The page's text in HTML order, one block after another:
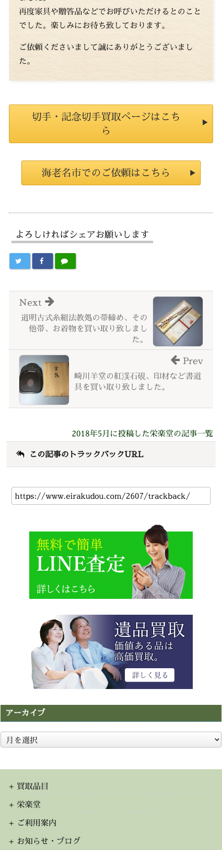
再度家具や贈答品などでお呼びいただけるとのこと
でした。楽しみにお待ち致しております。
ご依頼くださいまして誠にありがとうございまし
た。
切手・記念切手買取ページはこち
ら
海老名市でのご依頼はこちら
よろしければシェアお願いします
道明古式糸組法教処の帯締め、その
他帯、お着物を買い取り致しまし
た。
Next
崎川羊堂の紅渓石硯、印材など書道
具を買い取り致しました。
Prev
2018年5月に投稿した栄楽堂の記事一覧
この記事のトラックバックURL
アーカイブ
ア
ー
イ
買取品目
栄楽堂
ご利用案内
お知らせ・ブログ